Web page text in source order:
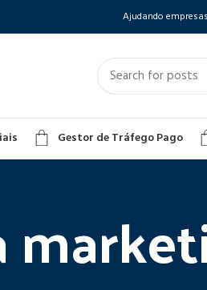
Ajudando
Gestor de Tráfego Pago